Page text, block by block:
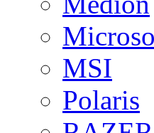
MSI
Polaris